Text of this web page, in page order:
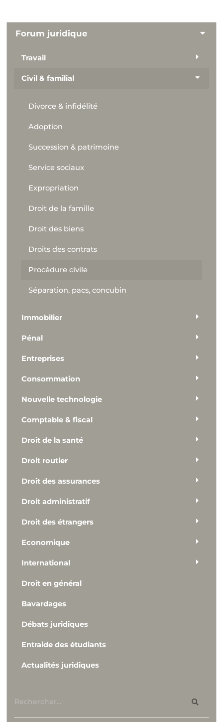
Forum juridique
Travail
Civil & familial
Divorce & infidélité
Adoption
Succession & patrimoine
Service sociaux
Expropriation
Droit de la famille
Droit des biens
Droits des contrats
Procédure civile
Séparation, pacs, concubin
Immobilier
Pénal
Entreprises
Consommation
Nouvelle technologie
Comptable & fiscal
Droit de la santé
Droit routier
Droit des assurances
Droit administratif
Droit des étrangers
Economique
International
Droit en général
Bavardages
Débats juridiques
Entraide des étudiants
Actualités juridiques